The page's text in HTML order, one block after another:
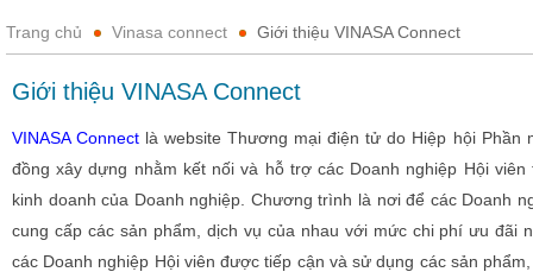
Trang chủ Vinasa connect Giới thiệu VINASA Connect
Giới thiệu VINASA Connect
VINASA Connect là website Thương mại điện tử do Hiệp hội Phần
đồng xây dựng nhằm kết nối và hỗ trợ các Doanh nghiệp Hội
kinh doanh của Doanh nghiệp. Chương trình là nơi để các Doanh
cung cấp các sản phẩm, dịch vụ của nhau với mức chi phí ưu đãi
các Doanh nghiệp Hội viên được tiếp cận và sử dụng các sản